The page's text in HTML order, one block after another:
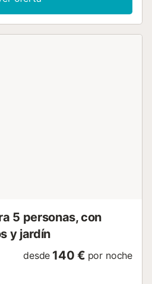
terraza descubierta. La
una zona exterior compartida
5 personas, con
y jardín
desde 140 € por noche